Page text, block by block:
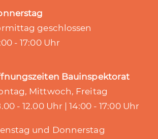
geschlossen
- 17:00 Uhr
Bauinspektorat
Mittwoch, Freitag
- 12.00 Uhr | 14:00 - 17:00 Uhr
und Donnerstag